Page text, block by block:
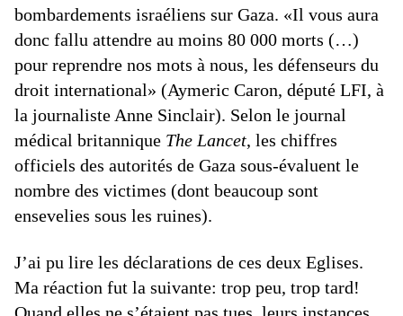
bombardements israéliens sur Gaza. «Il vous aura
donc fallu attendre au moins 80 000 morts (…)
pour reprendre nos mots à nous, les défenseurs du
droit international» (Aymeric Caron, député LFI, à
la journaliste Anne Sinclair). Selon le journal
médical britannique The Lancet, les chiffres
officiels des autorités de Gaza sous-évaluent le
nombre des victimes (dont beaucoup sont
ensevelies sous les ruines).
J’ai pu lire les déclarations de ces deux Eglises.
Ma réaction fut la suivante: trop peu, trop tard!